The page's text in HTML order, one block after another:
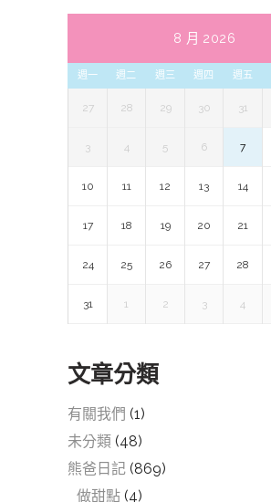
8 月 2026
週一 週二 週三 週四 週五
27 28 29 30 31
3 4 5 6 7
10 11 12 13 14
17 18 19 20 21
24 25 26 27 28
31 1 2 3 4
文章分類
有關我們 (1)
未分類 (48)
熊爸日記 (869)
做甜點 (4)